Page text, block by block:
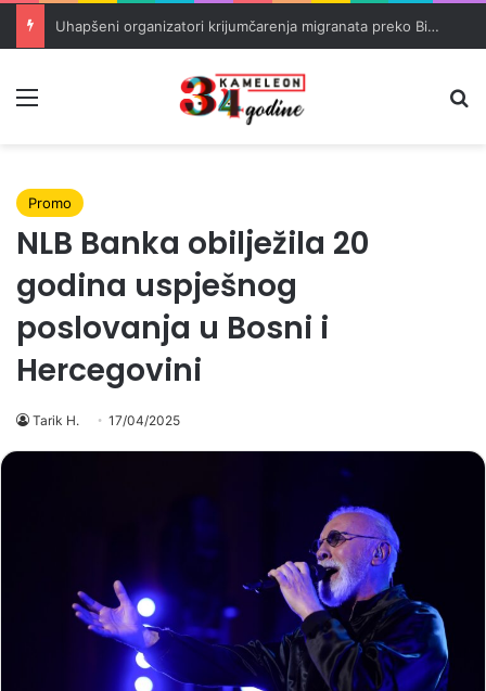
Uhapšeni organizatori krijumčarenja migranata preko BiH i Balkana
Promo
NLB Banka obilježila 20
godina uspješnog
poslovanja u Bosni i
Hercegovini
Tarik H. 17/04/2025